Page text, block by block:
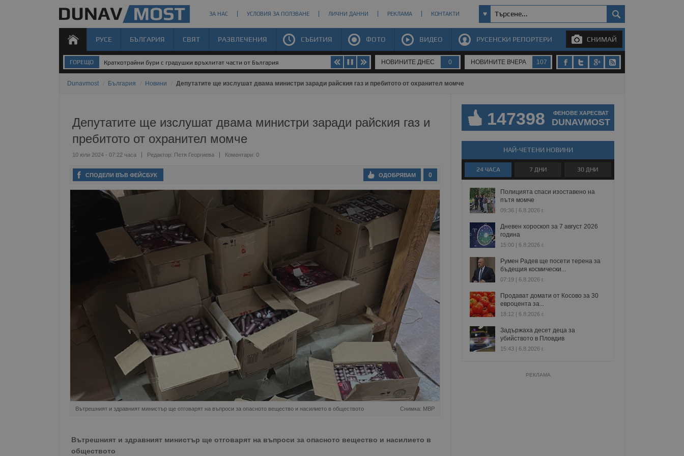
ЗА НАС УСЛОВИЯ ЗА ПОЛЗВАНЕ ЛИЧНИ ДАННИ РЕКЛАМА КОНТАКТИ
РУСЕ БЪЛГАРИЯ СВЯТ РАЗВЛЕЧЕНИЯ СЪБИТИЯ ФОТО ВИДЕО РУСЕНСКИ РЕПОРТЕРИ СНИМАЙ
ГОРЕЩО Краткотрайни бури с градушки връхлитат части от България НОВИНИТЕ ДНЕС 0 НОВИНИТЕ ВЧЕРА 107
Dunavmost България Новини Депутатите ще изслушат двама министри заради райския газ и пребитото от охранител момче
Депутатите ще изслушат двама министри заради райския газ и
пребитото от охранител момче
10 юли 2024 - 07:22 часа Редактор: Петя Георгиева Коментари: 0
СПОДЕЛИ ВЪВ ФЕЙСБУК 0
ОДОБРЯВАМ
Вътрешният и здравният министър ще отговарят на въпроси за опасното вещество и насилието в обществото Снимка: МВР
Вътрешният и здравният министър ще отговарят на въпроси за опасното вещество и насилието в
обществото
147398 ФЕНОВЕ ХАРЕСВАТ
DUNAVMOST
НАЙ-ЧЕТЕНИ НОВИНИ
24 ЧАСА 7 ДНИ 30 ДНИ
Полицията спаси изоставено на
пътя момче
09:36 | 6.8.2026 г.
Дневен хороскоп за 7 август 2026
година
15:00 | 6.8.2026 г.
Румен Радев ще посети терена за
бъдещия космически...
07:19 | 6.8.2026 г.
Продават домати от Косово за 30
евроцента за...
18:12 | 6.8.2026 г.
Задържаха десет деца за
убийството в Пловдив
15:43 | 6.8.2026 г.
РЕКЛАМА